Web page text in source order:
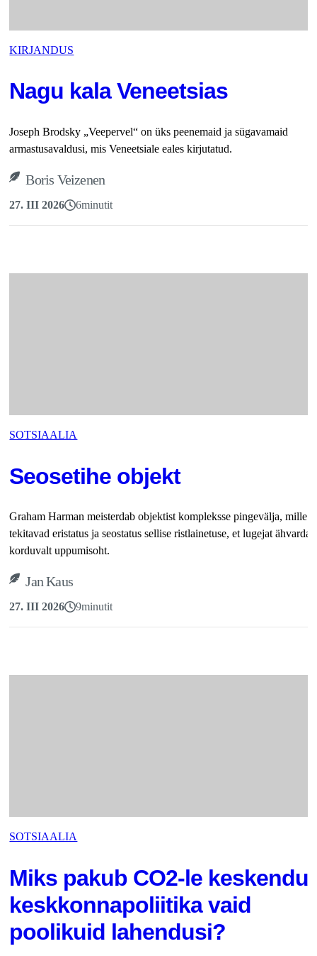
KIRJANDUS
Nagu kala Veneetsias
Joseph Brodsky „Veepervel“ on üks peenemaid ja sügavamaid
armastusavaldusi, mis Veneetsiale eales kirjutatud.
Boris Veizenen
27. III 2026 6minutit
SOTSIAALIA
Seosetihe objekt
Graham Harman meisterdab objektist kompleksse pingevälja, mille
tekitavad eristatus ja seostatus sellise ristlainetuse, et lugejat ähvardab
korduvalt uppumisoht.
Jan Kaus
27. III 2026 9minutit
SOTSIAALIA
Miks pakub CO2-le
keskkonnapoliitika vaid
poolikuid lahendusi?